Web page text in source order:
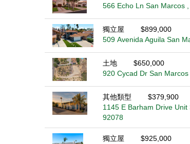
566 Echo Ln San Marcos
獨立屋
$899,000
509 Avenida Aguila San
土地
$650,000
920 Cycad Dr San Marcos
其他類型
$379,900
1145 E Barham Drive
92078
獨立屋
$925,000